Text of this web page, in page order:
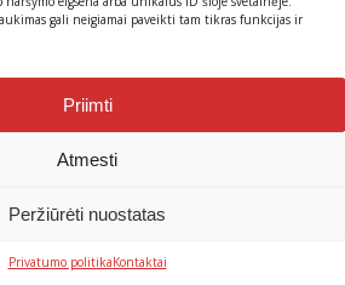
gali neigiamai paveikti tam tikras funkcijas ir
Priimti
Atmesti
Peržiūrėti nuostatas
Privatumo politikaKontaktai